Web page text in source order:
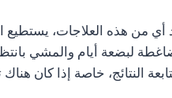
أي من هذه العلاجات، يستطيع
لبضعة أيام والمشي
النتائج، خاصة إذا كان